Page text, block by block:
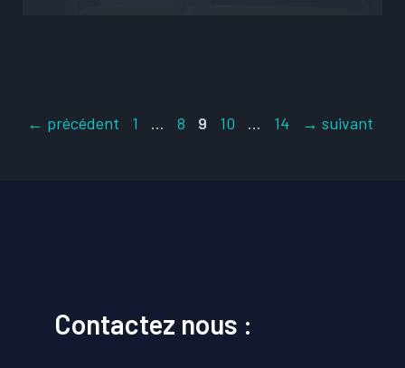
← précédent Page
1 … Page
8 Page
9 Page
10 … Page
14 → suivant
Contactez nous :